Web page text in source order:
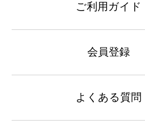
ご利用ガイド
会員登録
よくある質問